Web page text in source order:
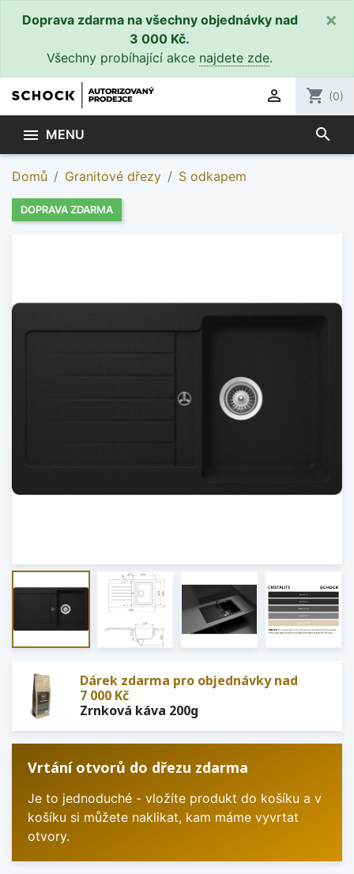
Doprava zdarma na všechny objednávky nad
3 000 Kč.
Všechny probíhající akce najdete zde.
×
 shopping_cart (0)
 MENU search
Domů Granitové dřezy S odkapem
DOPRAVA ZDARMA
Dárek zdarma pro objednávky nad
7 000 Kč
Zrnková káva 200g
Vrtání otvorů do dřezu zdarma
Je to jednoduché - vložíte produkt do košíku a v
košíku si můžete naklikat, kam máme vyvrtat
otvory.